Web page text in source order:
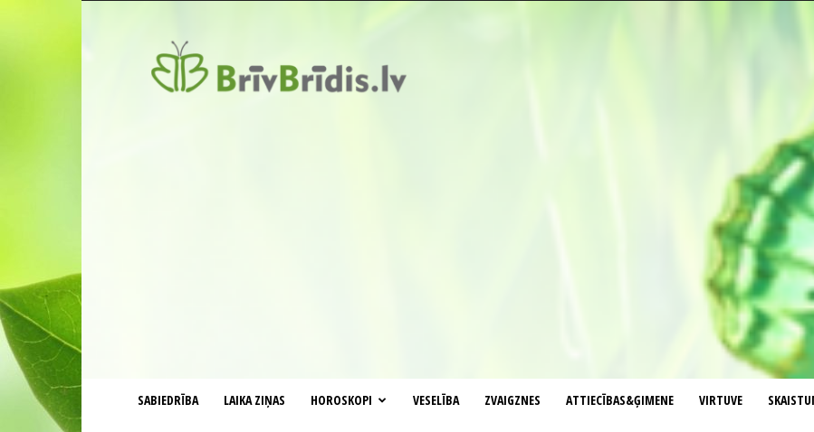
SABIEDRĪBA LAIKA ZIŅAS HOROSKOPI VESELĪBA ZVAIGZNES ATTIECĪBAS&ĢIMENE VIRTUVE